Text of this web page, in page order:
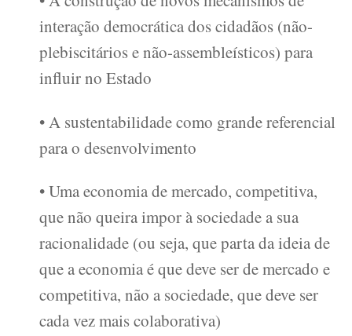
interação democrática dos cidadãos (não-
plebiscitários e não-assembleísticos) para
influir no Estado
• A sustentabilidade como grande referencial
para o desenvolvimento
• Uma economia de mercado, competitiva,
que não queira impor à sociedade a sua
racionalidade (ou seja, que parta da ideia de
que a economia é que deve ser de mercado e
competitiva, não a sociedade, que deve ser
cada vez mais colaborativa)